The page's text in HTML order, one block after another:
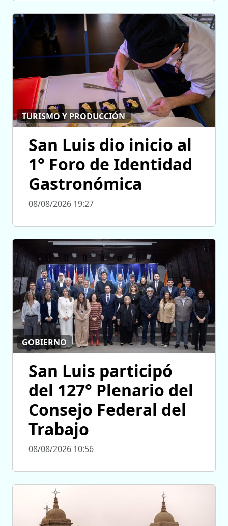
TURISMO Y PRODUCCIÓN
San Luis dio inicio al
1° Foro de Identidad
Gastronómica
08/08/2026 19:27
GOBIERNO
San Luis participó
del 127° Plenario del
Consejo Federal del
Trabajo
08/08/2026 10:56